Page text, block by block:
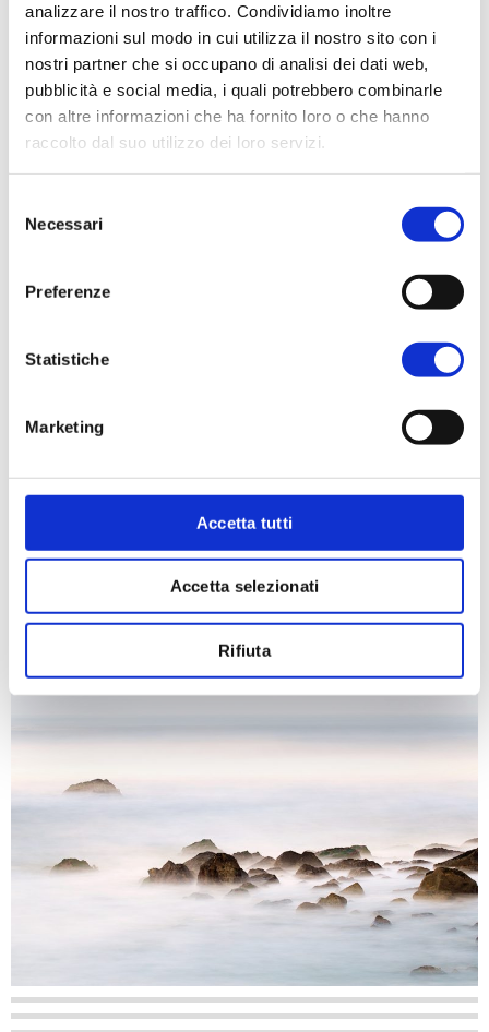
analizzare il nostro traffico. Condividiamo inoltre
informazioni sul modo in cui utilizza il nostro sito con i
nostri partner che si occupano di analisi dei dati web,
pubblicità e social media, i quali potrebbero combinarle
con altre informazioni che ha fornito loro o che hanno
raccolto dal suo utilizzo dei loro servizi.
delNecessari
Preferenze
Statistiche
Marketing
Accetta tutti
Accetta selezionati
Rifiuta